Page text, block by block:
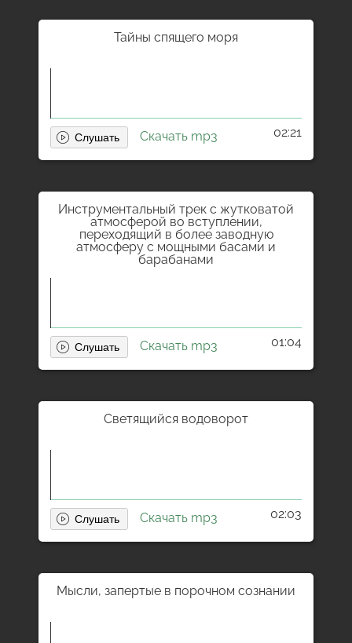
Тайны спящего моря
Скачать mp3 02:21
Инструментальный трек с жутковатой
атмосферой во вступлении,
переходящий в более заводную
атмосферу с мощными басами и
барабанами
Скачать mp3 01:04
Светящийся водоворот
Скачать mp3 02:03
Мысли, запертые в порочном сознании